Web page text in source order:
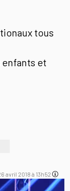
tous
et
avril 2018 à 13h52